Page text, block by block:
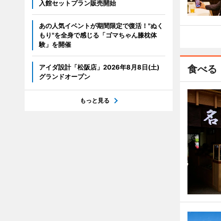
食べる
入館セットプラン販売開始
あの人気イベントが期間限定で復活！"ぬく
もり"を全身で感じる「ゴマちゃん膝枕体
験」を開催
アイダ設計「松阪店」2026年8月8日(土)
グランドオープン
もっと見る